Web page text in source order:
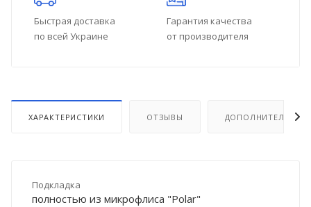
Быстрая доставка
по всей Украине
Гарантия качества
от производителя
ХАРАКТЕРИСТИКИ ОТЗЫВЫ ДОПОЛНИТЕЛЬНО
Подкладка
полностью из микрофлиса "Polar"